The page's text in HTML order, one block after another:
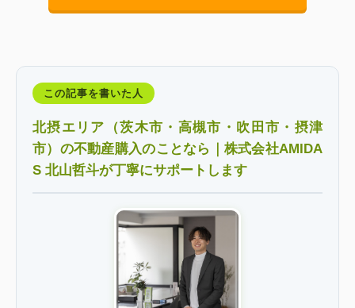
この記事を書いた人
北摂エリア（茨木市・高槻市・吹田市・摂津
市）の不動産購入のことなら｜株式会社AMIDA
S 北山哲斗が丁寧にサポートします